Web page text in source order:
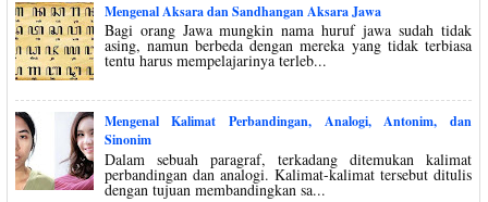
Mengenal Aksara dan Sandhangan Aksara Jawa
Bagi orang Jawa mungkin nama huruf jawa sudah tidak
asing, namun berbeda dengan mereka yang tidak terbiasa
tentu harus mempelajarinya terleb...
Mengenal Kalimat Perbandingan, Analogi, Antonim, dan
Sinonim
Dalam sebuah paragraf, terkadang ditemukan kalimat
perbandingan dan analogi. Kalimat-kalimat tersebut ditulis
dengan tujuan membandingkan sa...